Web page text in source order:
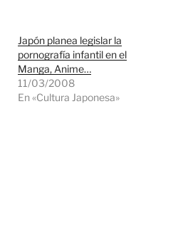
Japón planea legislar la
pornografía infantil en el
Manga, Anime…
11/03/2008
En «Cultura Japonesa»